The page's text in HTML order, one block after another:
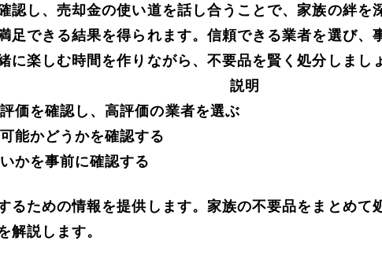
し、売却金の使い道を話し合うことで、家族の絆を
できる結果を得られます。信頼できる業者を選び、
楽しむ時間を作りながら、不要品を賢く処分しまし
説明
価を確認し、高評価の業者を選ぶ
能かどうかを確認する
かを事前に確認する
るための情報を提供します。家族の不要品をまとめて
解説します。